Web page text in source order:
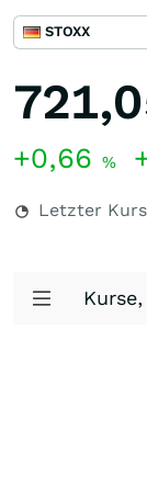
STOXX
+0,66 %
Letzter Kurs